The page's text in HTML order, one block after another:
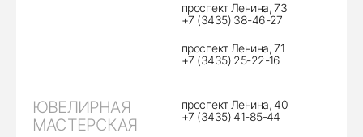
проспект Ленина, 73
+7 (3435) 38-46-27
проспект Ленина, 71
+7 (3435) 25-22-16
ЮВЕЛИРНАЯ
МАСТЕРСКАЯ
проспект Ленина, 40
+7 (3435) 41-85-44